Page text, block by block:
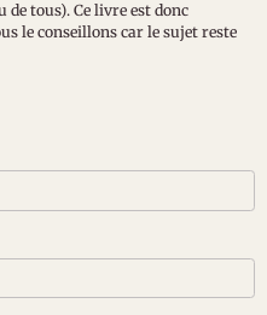
tous). Ce livre est donc
le conseillons car le sujet reste